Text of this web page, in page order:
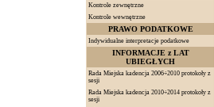
Kontrole zewnętrzne
Kontrole wewnętrzne
PRAWO PODATKOWE
Indywidualne interpretacje podatkowe
INFORMACJE z LAT
UBIEGŁYCH
Rada Miejska kadencja 2006÷2010 protokoły z
sesji
Rada Miejska kadencja 2010÷2014 protokoły z
sesji